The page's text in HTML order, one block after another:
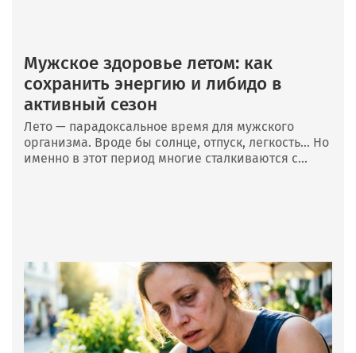
Мужское здоровье летом: как
сохранить энергию и либидо в
активный сезон
Лето — парадоксальное время для мужского
организма. Вроде бы солнце, отпуск, легкость… Но
именно в этот период многие сталкиваются с...